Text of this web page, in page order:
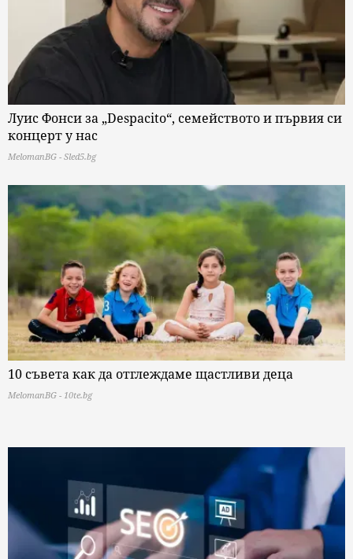
Луис Фонси за „Despacito“, семейството и първия си
концерт у нас
MelomanBG - Sled5.bg
10 съвета как да отглеждаме щастливи деца
MelomanBG - 10te.bg